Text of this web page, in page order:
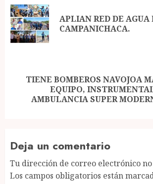
navigationAPLIAN RED DE AGUA
CAMPANICHACA.
Next
TIENE BOMBEROS NAVOJOA
EQUIPO,
AMBULANCIA SUPER
Deja un comentario
Tu dirección de correo electrónico
Los campos obligatorios están